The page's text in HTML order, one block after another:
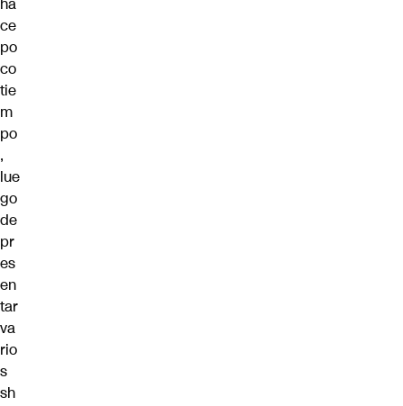
ha
ce
po
co
tie
m
po
,
lue
go
de
pr
es
en
tar
va
rio
s
sh